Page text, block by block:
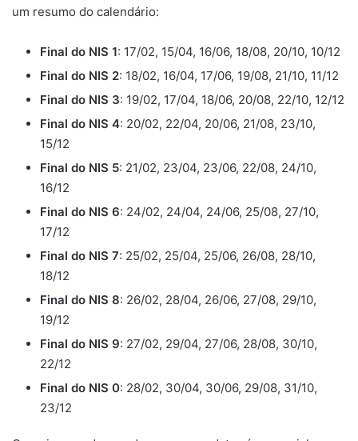
um resumo do calendário:
Final do NIS 1: 17/02, 15/04, 16/06, 18/08, 20/10, 10/12
Final do NIS 2: 18/02, 16/04, 17/06, 19/08, 21/10, 11/12
Final do NIS 3: 19/02, 17/04, 18/06, 20/08, 22/10, 12/12
Final do NIS 4: 20/02, 22/04, 20/06, 21/08, 23/10,
15/12
Final do NIS 5: 21/02, 23/04, 23/06, 22/08, 24/10,
16/12
Final do NIS 6: 24/02, 24/04, 24/06, 25/08, 27/10,
17/12
Final do NIS 7: 25/02, 25/04, 25/06, 26/08, 28/10,
18/12
Final do NIS 8: 26/02, 28/04, 26/06, 27/08, 29/10,
19/12
Final do NIS 9: 27/02, 29/04, 27/06, 28/08, 30/10,
22/12
Final do NIS 0: 28/02, 30/04, 30/06, 29/08, 31/10,
23/12